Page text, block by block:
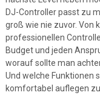
DJ-Controller passt zu
groß wie nie zuvor. Von
professionellen
Budget und jeden
worauf sollte man
Und welche Funktionen
komfortabel auflegen